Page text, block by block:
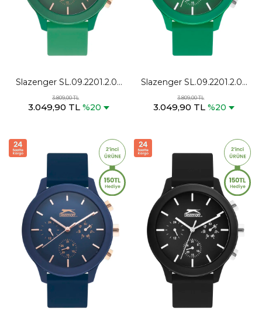
Slazenger SL.09.2201.2.06
Unisex Yeşil Kol Saati
3.809,00 TL
3.049,90 TL %20
Slazenger SL.09.2201.2.05
Unisex Yeşil Kol Saati
3.809,00 TL
3.049,90 TL %20